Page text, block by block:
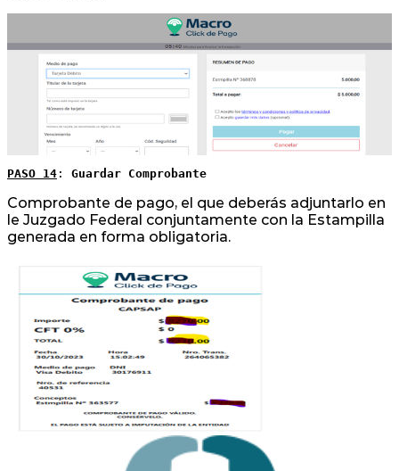
PASO 14 : Guardar Comprobante
Comprobante de pago, el que deberás adjuntarlo en
le Juzgado Federal conjuntamente con la Estampilla
generada en forma obligatoria.